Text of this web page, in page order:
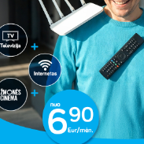
Registracija į eitynes